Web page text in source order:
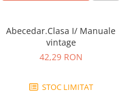
Abecedar.Clasa I/ Manuale
vintage
42,29 RON
STOC LIMITAT